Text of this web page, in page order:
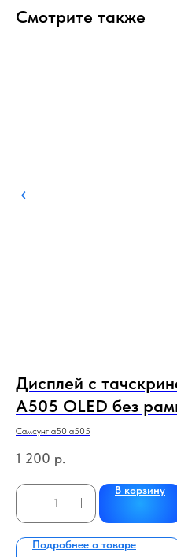
Смотрите также
Дисплей с
A505 OLED без
экран
Самсунг а50 а505
1 200 р.
В корзину
Подробнее о товаре